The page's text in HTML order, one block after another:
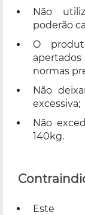
Não
poderão
O
normas
Não
excessiva;
Não
140kg.
Este